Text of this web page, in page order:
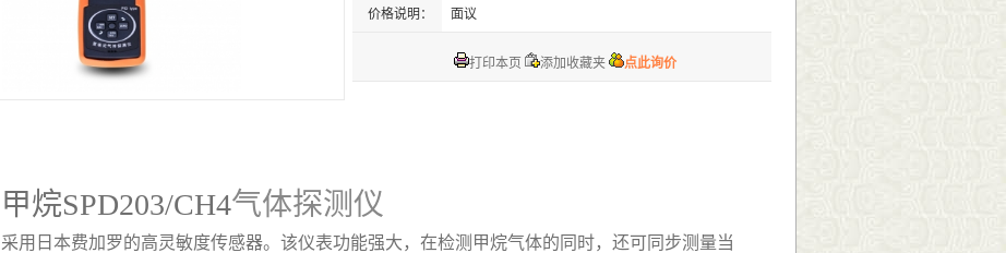
价格说明： 面议
打印本页 添加收藏夹 点此询价
甲烷SPD203/CH4气体探测仪
采用日本费加罗的高灵敏度传感器。该仪表功能强大，在检测甲烷气体的同时，还可同步测量当